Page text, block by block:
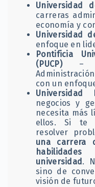
Universidad
carreras
economía y
Universidad
enfoque en
Pontificia
(PUCP)–
con un
Universidad
negocios y
necesita más
ellos. Si te
resolver
una carrera
universidad .
sino de
visión de